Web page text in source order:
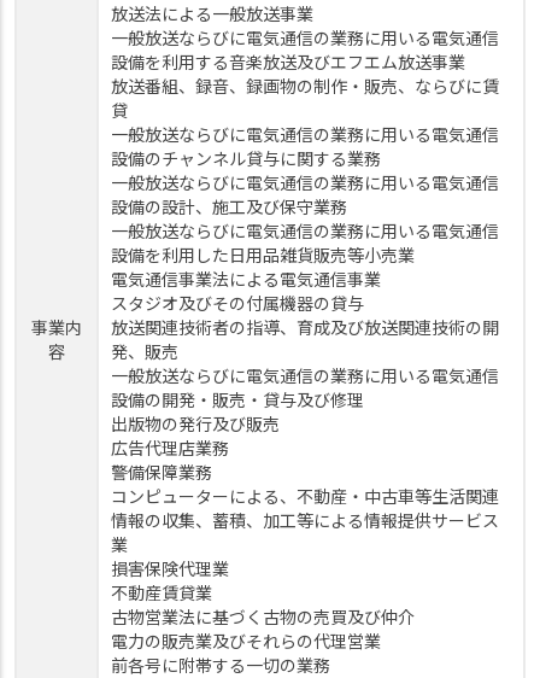
事業内
容
放送法による一般放送事業
一般放送ならびに電気通信の業務に用いる電気通信
設備を利用する音楽放送及びエフエム放送事業
放送番組、録音、録画物の制作・販売、ならびに賃
貸
一般放送ならびに電気通信の業務に用いる電気通信
設備のチャンネル貸与に関する業務
一般放送ならびに電気通信の業務に用いる電気通信
設備の設計、施工及び保守業務
一般放送ならびに電気通信の業務に用いる電気通信
設備を利用した日用品雑貨販売等小売業
電気通信事業法による電気通信事業
スタジオ及びその付属機器の貸与
放送関連技術者の指導、育成及び放送関連技術の開
発、販売
一般放送ならびに電気通信の業務に用いる電気通信
設備の開発・販売・貸与及び修理
出版物の発行及び販売
広告代理店業務
警備保障業務
コンピューターによる、不動産・中古車等生活関連
情報の収集、蓄積、加工等による情報提供サービス
業
損害保険代理業
不動産賃貸業
古物営業法に基づく古物の売買及び仲介
電力の販売業及びそれらの代理営業
前各号に附帯する一切の業務